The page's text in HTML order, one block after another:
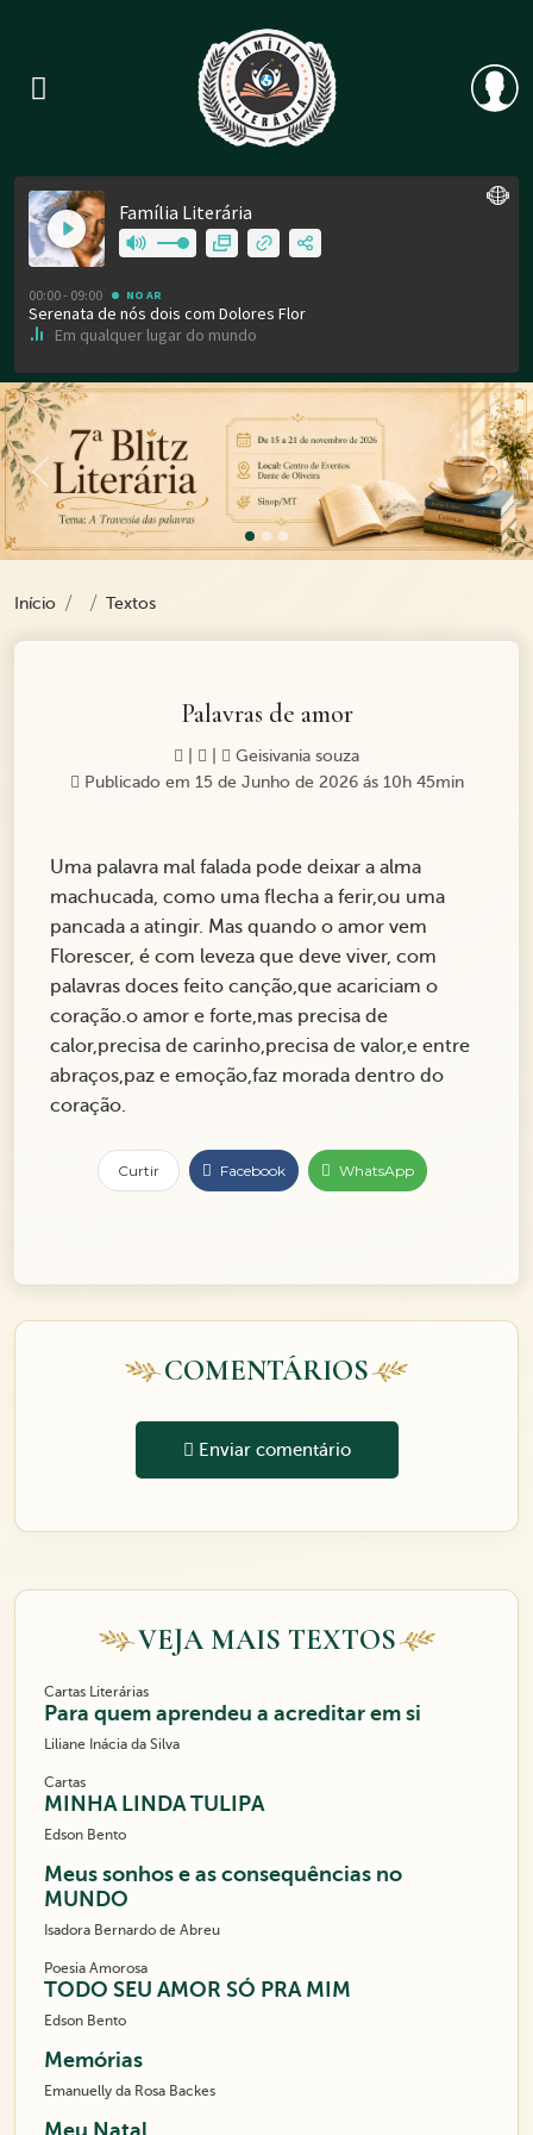
Previous
Início Textos
Palavras de amor
Geisivania souza
Publicado em 15 de Junho de 2026 ás 10h 45min
Uma palavra mal falada pode deixar a alma
machucada, como uma flecha a ferir,ou uma
pancada a atingir. Mas quando o amor vem
Florescer, é com leveza que deve viver, com
palavras doces feito canção,que acariciam o
coração.o amor e forte,mas precisa de
calor,precisa de carinho,precisa de valor,e entre
abraços,paz e emoção,faz morada dentro do
coração.
Curtir Facebook WhatsApp
COMENTÁRIOS
Enviar comentário
VEJA MAIS TEXTOS
Cartas Literárias
Para quem aprendeu a acreditar em si
Liliane Inácia da Silva
Cartas
MINHA LINDA TULIPA
Edson Bento
Meus sonhos e as consequências no
MUNDO
Isadora Bernardo de Abreu
Poesia Amorosa
TODO SEU AMOR SÓ PRA MIM
Edson Bento
Memórias
Emanuelly da Rosa Backes